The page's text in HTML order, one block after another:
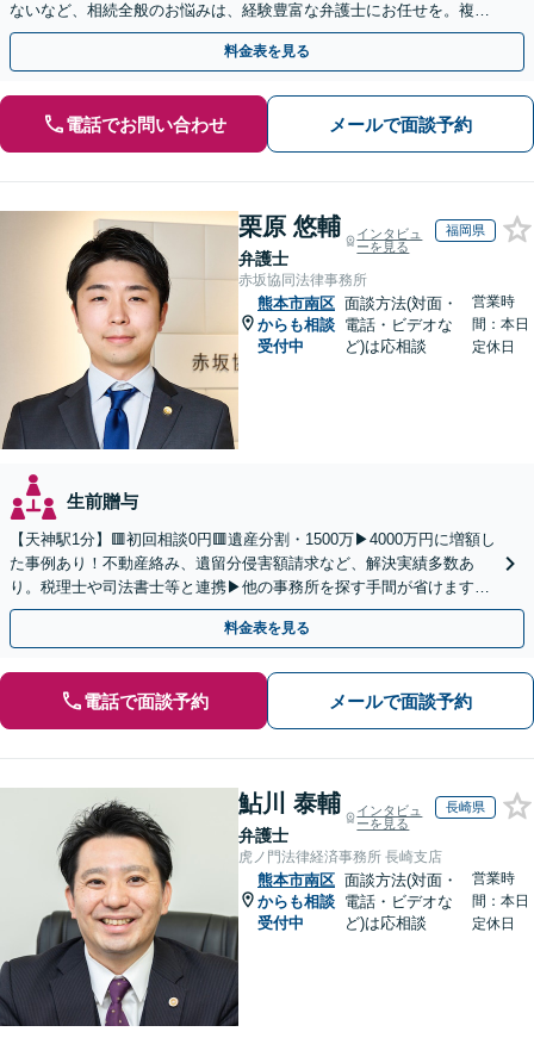
ないなど、相続全般のお悩みは、経験豊富な弁護士にお任せを。複雑
な問題も粘り強く対応し、解決に導きます。
料金表を見る
電話でお問い合わせ メールで面談予約
栗原 悠輔
弁護士
インタビュ
ーを見る
福岡県
赤坂協同法律事務所
熊本市南区
からも相談
受付中
面談方法(対面・
電話・ビデオな
ど)は応相談
営業時
間：本日
定休日
生前贈与
【天神駅1分】🟥初回相談0円🟥遺産分割・1500万▶4000万円に増額し
た事例あり！不動産絡み、遺留分侵害額請求など、解決実績多数あ
り。税理士や司法書士等と連携▶他の事務所を探す手間が省けます！
不動産会社と連携し無料査定&財産調査も◎
料金表を見る
電話で面談予約 メールで面談予約
鮎川 泰輔
弁護士
インタビュ
ーを見る
長崎県
虎ノ門法律経済事務所 長崎支店
熊本市南区
からも相談
受付中
面談方法(対面・
電話・ビデオな
ど)は応相談
営業時
間：本日
定休日